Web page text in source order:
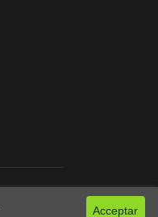
Acceptar